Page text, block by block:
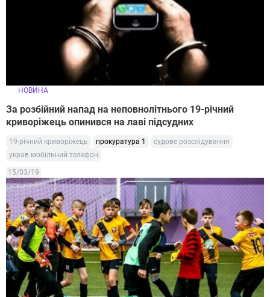
НОВИНА
За розбійний напад на неповнолітнього 19-річний
криворіжець опинився на лаві підсудних
19-річний криворіжець прокуратура 1
судове розслідування
украв мобільний телефон
15/03/19